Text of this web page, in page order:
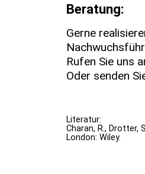
Beratung:
Gerne
Rufen Sie uns
Oder senden
Literatur:
Charan, R., Drotter,
London: Wiley.